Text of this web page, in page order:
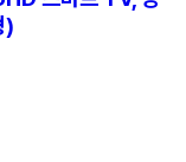
)